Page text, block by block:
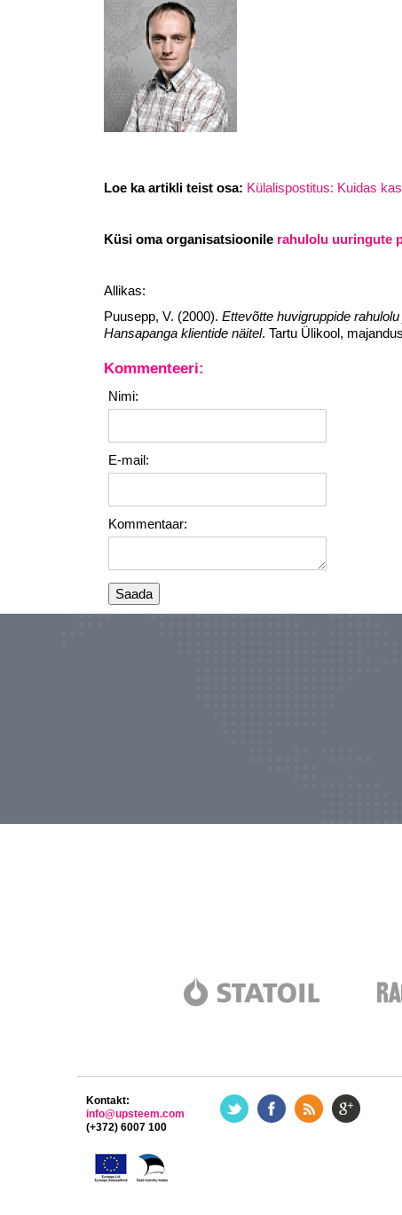
Loe ka artikli teist osa: Külalispostitus: Kuidas
Küsi oma organisatsioonile rahulolu uuringute
Allikas:
Puusepp, V. (2000). Ettevõtte huvigruppide
Hansapanga klientide näitel. Tartu Ülikool,
Kommenteeri:
Nimi:
E-mail:
Kommentaar:
Kontakt:
info@upsteem.com
(+372) 6007 100